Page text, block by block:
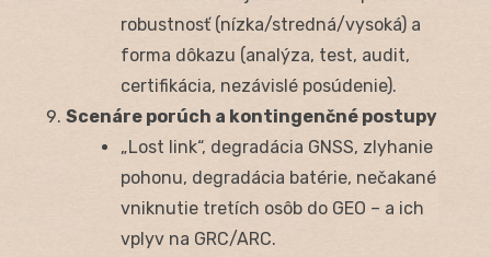
robustnosť (nízka/stredná/vysoká) a
forma dôkazu (analýza, test, audit,
certifikácia, nezávislé posúdenie).
Scenáre porúch a kontingenčné postupy
„Lost link“, degradácia GNSS, zlyhanie
pohonu, degradácia batérie, nečakané
vniknutie tretích osôb do GEO – a ich
vplyv na GRC/ARC.